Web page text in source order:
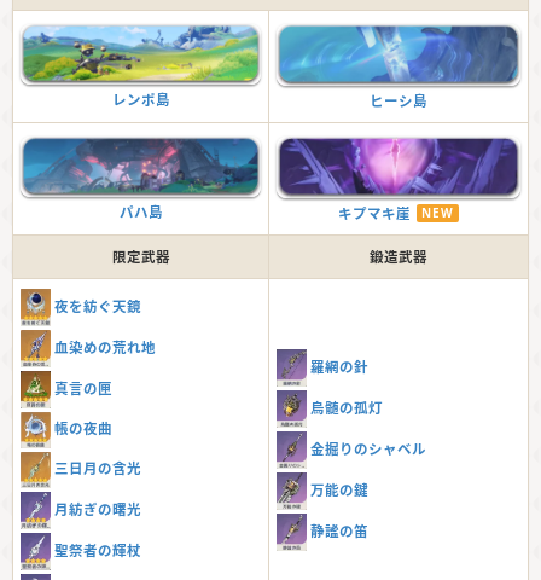
レンポ島 ヒーシ島
パハ島 キプマキ崖 NEW
限定武器 鍛造武器
夜を紡ぐ天鏡
血染めの荒れ地
真言の匣
帳の夜曲
三日月の含光
月紡ぎの曙光
聖祭者の輝杖
羅網の針
烏髄の孤灯
金掘りのシャベル
万能の鍵
静謐の笛